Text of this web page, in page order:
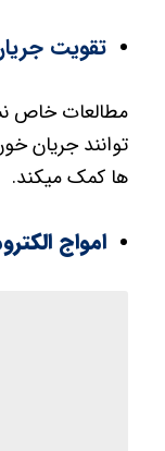
تقویت
مطالعات خاص
توانند جریان
ها کمک میکند.
امواج